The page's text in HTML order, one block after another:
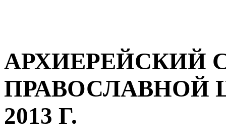
АРХИЕРЕЙСКИЙ
ПРАВОСЛАВНОЙ
2013 Г.